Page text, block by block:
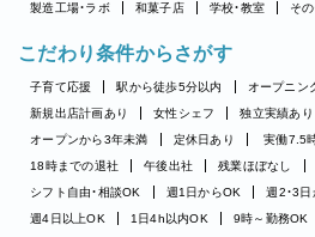
製造工場・ラボ
和菓子店 学校・教室 そ
こだわり条件からさがす
子育て応援 駅から徒歩5分以内 オープニン
新規出店計画あり
女性シェフ 独立実績あり
オープンから3年未満
定休日あり 実働7.5
18時までの退社
午後出社 残業ほぼなし
シフト自由・相談OK
週1日からOK
週2・3
週4日以上OK
1日4h以内OK 9時～勤務OK